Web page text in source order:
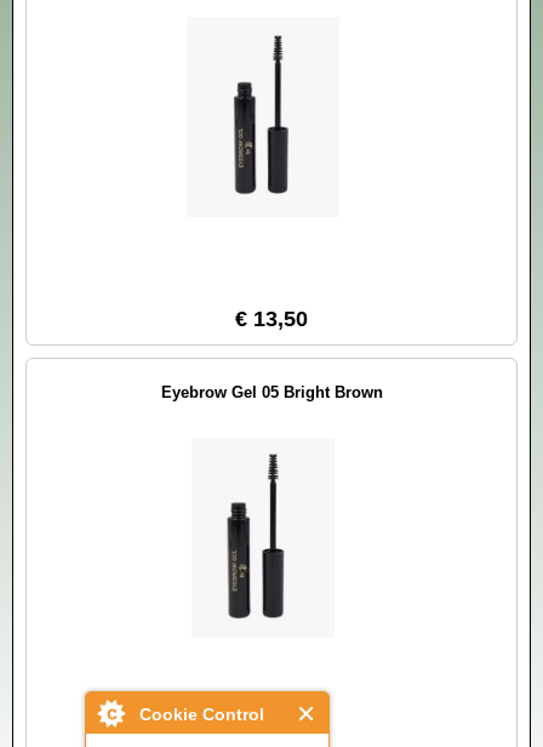
Cookie Control
€ 13,50
Eyebrow Gel 05 Bright Brown
€ 13,50